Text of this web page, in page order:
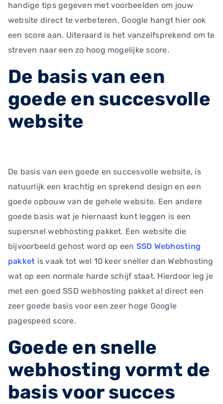
handige tips gegeven met voorbeelden om jouw
website direct te verbeteren. Google hangt hier ook
een score aan. Uiteraard is het vanzelfsprekend om te
streven naar een zo hoog mogelijke score.
De basis van een
goede en succesvolle
website
De basis van een goede en succesvolle website, is
natuurlijk een krachtig en sprekend design en een
goede opbouw van de gehele website. Een andere
goede basis wat je hiernaast kunt leggen is een
supersnel webhosting pakket. Een website die
bijvoorbeeld gehost word op een SSD Webhosting
pakket is vaak tot wel 10 keer sneller dan Webhosting
wat op een normale harde schijf staat. Hierdoor leg je
met een goed SSD webhosting pakket al direct een
zeer goede basis voor een zeer hoge Google
pagespeed score.
Goede en snelle
webhosting vormt de
basis voor succes